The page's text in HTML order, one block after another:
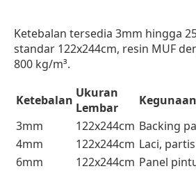
Ketebalan tersedia 3mm hingga
standar 122x244cm, resin MUF
800 kg/m³.
Ketebalan Ukuran
Lembar
3mm
122x244cm Backing
4mm
122x244cm Laci,
6mm
122x244cm Panel